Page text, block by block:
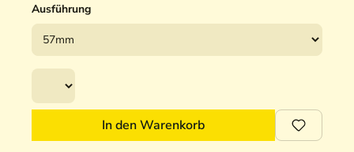
Ausführung
In den Warenkorb